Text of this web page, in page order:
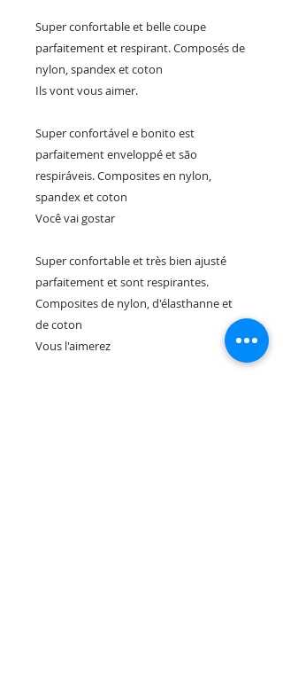
Super confortable et belle coupe
parfaitement et respirant. Composés de
nylon, spandex et coton
Ils vont vous aimer.
Super confortável e bonito est
parfaitement enveloppé et são
respiráveis. Composites en nylon,
spandex et coton
Você vai gostar
Super confortable et très bien ajusté
parfaitement et sont respirantes.
Composites de nylon, d'élasthanne et
de coton
Vous l'aimerez